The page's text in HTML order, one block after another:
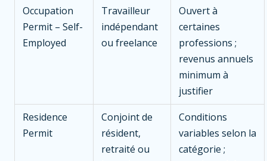
Occupation
Permit – Self-
Employed
Travailleur
indépendant
ou freelance
Ouvert à
certaines
professions ;
revenus annuels
minimum à
justifier
Residence
Permit
Conjoint de
résident,
retraité ou
Conditions
variables selon la
catégorie ;